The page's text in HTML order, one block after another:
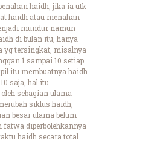
haidh, jika ia utk
haidh atau menahan
mundur namun
di bulan itu, hanya
yg tersingkat, misalnya
1 sampai 10 setiap
itu membuatnya haidh
saja, hal itu
sebagian ulama
siklus haidh,
besar ulama belum
fatwa diperbolehkannya
haidh secara total